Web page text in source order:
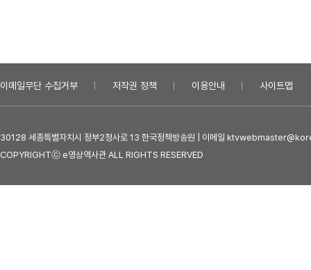
이메일무단 수집거부 저작권 정책 이용안내 사이트맵
30128 세종특별자치시 정부2청사로 13 한국정책방송원 | 이메일
COPYRIGHTⓒ e영상역사관 ALL RIGHTS RESERVED